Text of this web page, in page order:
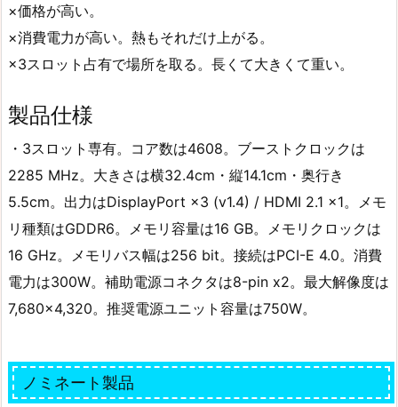
×価格が高い。
×消費電力が高い。熱もそれだけ上がる。
×3スロット占有で場所を取る。長くて大きくて重い。
製品仕様
・3スロット専有。コア数は4608。ブーストクロックは
2285 MHz。大きさは横32.4cm・縦14.1cm・奥行き
5.5cm。出力はDisplayPort ×3 (v1.4) / HDMI 2.1 ×1。メモ
リ種類はGDDR6。メモリ容量は16 GB。メモリクロックは
16 GHz。メモリバス幅は256 bit。接続はPCI-E 4.0。消費
電力は300W。補助電源コネクタは8-pin x2。最大解像度は
7,680×4,320。推奨電源ユニット容量は750W。
ノミネート製品